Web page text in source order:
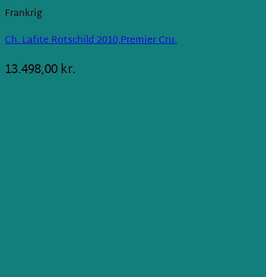
Frankrig
Ch. Lafite Rotschild 2010,Premier Cru.
13.498,00kr.